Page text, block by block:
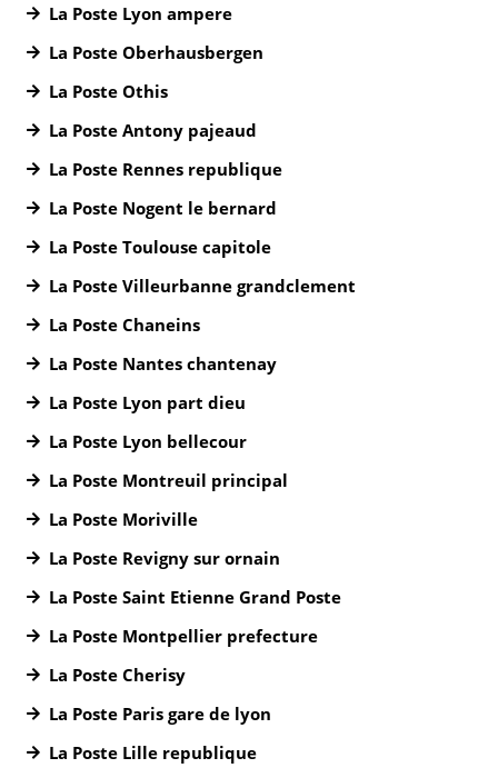
La Poste Lyon ampere
La Poste Oberhausbergen
La Poste Othis
La Poste Antony pajeaud
La Poste Rennes republique
La Poste Nogent le bernard
La Poste Toulouse capitole
La Poste Villeurbanne grandclement
La Poste Chaneins
La Poste Nantes chantenay
La Poste Lyon part dieu
La Poste Lyon bellecour
La Poste Montreuil principal
La Poste Moriville
La Poste Revigny sur ornain
La Poste Saint Etienne Grand Poste
La Poste Montpellier prefecture
La Poste Cherisy
La Poste Paris gare de lyon
La Poste Lille republique